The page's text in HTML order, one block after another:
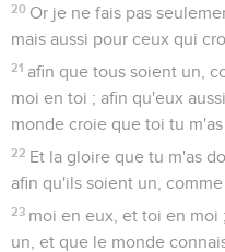
20 Or je ne fais pas
mais aussi pour ceux qui
21 afin que tous soient un,
moi en toi ; afin qu'eux
monde croie que toi tu m'as
22 Et la gloire que tu m'as
afin qu'ils soient un,
23 moi en eux, et toi en moi
un, et que le monde